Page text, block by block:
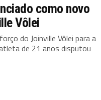
como novo
Vôlei
do Joinville Vôlei para a
de 21 anos disputou